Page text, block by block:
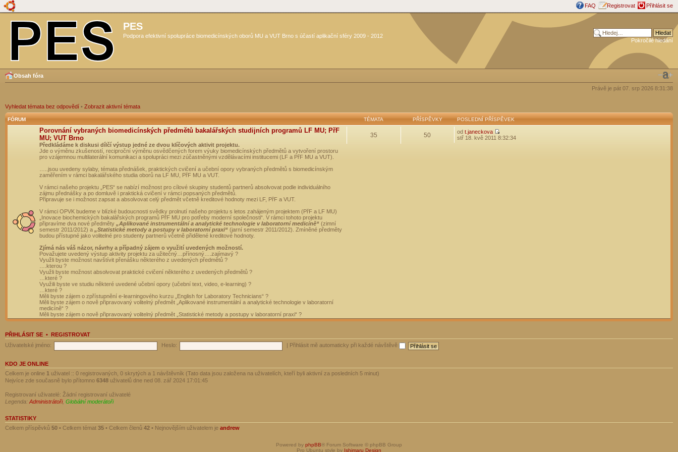
FAQ Registrovat Přihlásit se
PES
Podpora efektivní spolupráce biomedicínských oborů MU a VUT Brno s účastí aplikační sféry 2009 - 2012
Pokročilé hledání
Obsah fóra
Právě je pát 07. srp 2026 8:31:38
Vyhledat témata bez odpovědí • Zobrazit aktivní témata
FÓRUM TÉMATA PŘÍSPĚVKY POSLEDNÍ PŘÍSPĚVEK
Porovnání vybraných biomedicínských předmětů bakalářských studijních programů LF MU; PřF
MU; VUT Brno
Předkládáme k diskusi dílčí výstup jedné ze dvou klíčových aktivit projektu.
Jde o výměnu zkušeností, reciproční výměnu osvědčených forem výuky biomedicínských předmětů a vytvoření prostoru
pro vzájemnou multilaterální komunikaci a spolupráci mezi zúčastněnými vzdělávacími institucemi (LF a PřF MU a VUT).
…..jsou uvedeny sylaby, témata přednášek, praktických cvičení a učební opory vybraných předmětů s biomedicínským
zaměřením v rámci bakalářského studia oborů na LF MU, PřF MU a VUT.
V rámci našeho projektu „PES“ se nabízí možnost pro cílové skupiny studentů partnerů absolvovat podle individuálního
zájmu přednášky a po domluvě i praktická cvičení v rámci popsaných předmětů.
Připravuje se i možnost zapsat a absolvovat celý předmět včetně kreditové hodnoty mezi LF, PřF a VUT.
V rámci OPVK budeme v blízké budoucnosti svědky prolnutí našeho projektu s letos zahájeným projektem (PřF a LF MU)
„Inovace biochemických bakalářských programů PřF MU pro potřeby moderní společnosti“. V rámci tohoto projektu
připravíme dva nové předměty „Aplikované instrumentální a analytické technologie v laboratorní medicíně“ (zimní
semestr 2011/2012) a „Statistické metody a postupy v laboratorní praxi“ (jarní semestr 2011/2012). Zmíněné předměty
budou přístupné jako volitelné pro studenty partnerů včetně přidělené kreditové hodnoty.
Zjímá nás váš názor, návrhy a případný zájem o využití uvedených možností.
Považujete uvedený výstup aktivity projektu za užitečný…přínosný….zajímavý ?
Využli byste možnost navštívit přenášku některého z uvedených předmětů ?
….kterou ?
Využli byste možnost absolvovat praktické cvičení některého z uvedených předmětů ?
…které ?
Využili byste ve studiu některé uvedené učební opory (učební text, video, e-learning) ?
…které ?
Měli byste zájem o zpřístupnění e-learningového kurzu „English for Laboratory Technicians“ ?
Měli byste zájem o nově připravovaný volitelný předmět „Aplikované instrumentální a analytické technologie v laboratorní
medicíně“ ?
Měli byste zájem o nově připravovaný volitelný předmět „Statistické metody a postupy v laboratorní praxi“ ?
35 50 od t.janeckova
stř 18. kvě 2011 8:32:34
PŘIHLÁSIT SE • REGISTROVAT
Uživatelské jméno:
Heslo: Přihlásit mě automaticky při každé návštěvě
KDO JE ONLINE
Celkem je online 1 uživatel :: 0 registrovaných, 0 skrytých a 1 návštěvník (Tato data jsou založena na uživatelích, kteří byli aktivní za posledních 5 minut)
Nejvíce zde současně bylo přítomno 6348 uživatelů dne ned 08. zář 2024 17:01:45
Registrovaní uživatelé: Žádní registrovaní uživatelé
Legenda: Administrátoři, Globální moderátoři
STATISTIKY
Celkem příspěvků 50 • Celkem témat 35 • Celkem členů 42 • Nejnovějším uživatelem je andrew
Powered by phpBB® Forum Software © phpBB Group
Pro Ubuntu style by Ishimaru Design